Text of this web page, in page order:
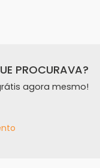
PROCURAVA?
agora mesmo!